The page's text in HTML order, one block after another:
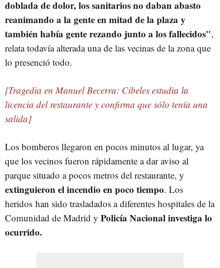
doblada de dolor, los sanitarios no daban abasto
reanimando a la gente en mitad de la plaza y
también había gente rezando junto a los fallecidos",
relata todavía alterada una de las vecinas de la zona que
lo presenció todo.
[Tragedia en Manuel Becerra: Cibeles estudia la
licencia del restaurante y confirma que sólo tenía una
salida]
Los bomberos llegaron en pocos minutos al lugar, ya
que los vecinos fueron rápidamente a dar aviso al
parque situado a pocos metros del restaurante, y
extinguieron el incendio en poco tiempo. Los
heridos han sido trasladados a diferentes hospitales de la
Comunidad de Madrid y Policía Nacional investiga lo
ocurrido.